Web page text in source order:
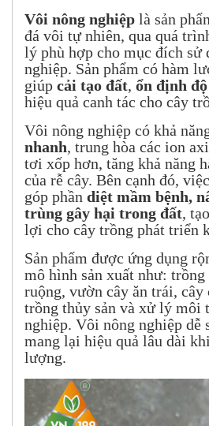
Vôi nông nghiệp là sản
đá vôi tự nhiên, qua quá
lý phù hợp cho mục đích sử
nghiệp. Sản phẩm có hàm
giúp cải tạo đất, ổn định
hiệu quả canh tác cho cây
Vôi nông nghiệp có khả
nhanh, trung hòa các ion
tơi xốp hơn, tăng khả năng
của rễ cây. Bên cạnh đó,
góp phần diệt mầm bệnh,
trùng gây hại trong đất,
lợi cho cây trồng phát triển
Sản phẩm được ứng dụng
mô hình sản xuất như:
ruộng, vườn cây ăn trái, cây
trồng thủy sản và xử lý môi
nghiệp. Vôi nông nghiệp dễ
mang lại hiệu quả lâu dài
lượng.